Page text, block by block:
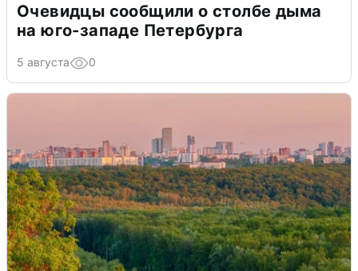
Очевидцы сообщили о столбе дыма
на юго-западе Петербурга
5 августа 0